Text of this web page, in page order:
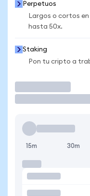
Perpetuos
Largos o cortos
hasta 50x.
Staking
Pon tu cripto a
15m 30m